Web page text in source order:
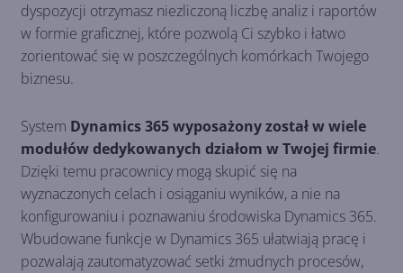
dyspozycji otrzymasz niezliczoną liczbę analiz i raportów
w formie graficznej, które pozwolą Ci szybko i łatwo
zorientować się w poszczególnych komórkach Twojego
biznesu.
System Dynamics 365 wyposażony został w wiele
modułów dedykowanych działom w Twojej firmie.
Dzięki temu pracownicy mogą skupić się na
wyznaczonych celach i osiąganiu wyników, a nie na
konfigurowaniu i poznawaniu środowiska Dynamics 365.
Wbudowane funkcje w Dynamics 365 ułatwiają pracę i
pozwalają zautomatyzować setki żmudnych procesów,